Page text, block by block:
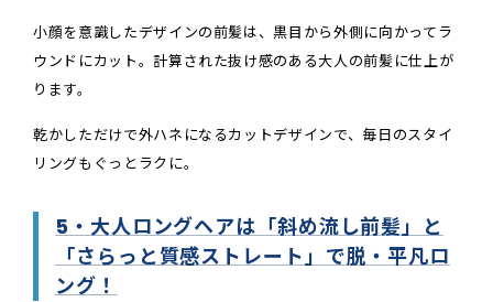
小顔を意識したデザインの前髪は、黒目から外側に向かってラ
ウンドにカット。計算された抜け感のある大人の前髪に仕上が
ります。
乾かしただけで外ハネになるカットデザインで、毎日のスタイ
リングもぐっとラクに。
5・大人ロングヘアは「斜め流し前髪」と
「さらっと質感ストレート」で脱・平凡ロ
ング！